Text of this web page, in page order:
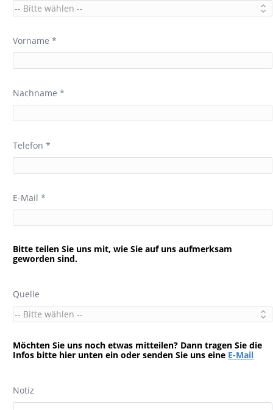
Vorname *
Nachname *
Telefon *
E-Mail *
Bitte teilen Sie uns mit, wie Sie auf uns aufmerksam
geworden sind.
Quelle
Möchten Sie uns noch etwas mitteilen? Dann tragen Sie die
Infos bitte hier unten ein oder senden Sie uns eine E-Mail
Notiz